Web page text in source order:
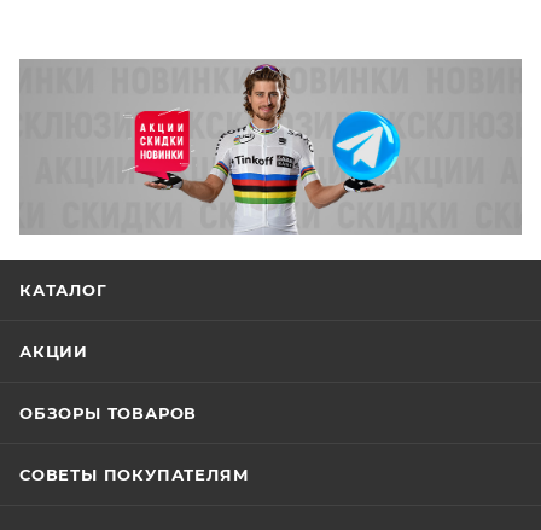
КАТАЛОГ
АКЦИИ
ОБЗОРЫ ТОВАРОВ
СОВЕТЫ ПОКУПАТЕЛЯМ